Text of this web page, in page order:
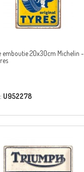
emboutie 20x30cm Michelin -
U952278